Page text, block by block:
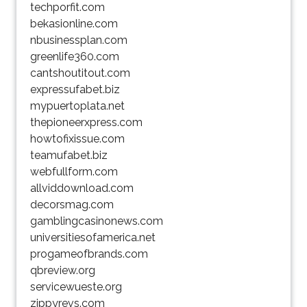
techporfit.com
bekasionline.com
nbusinessplan.com
greenlife360.com
cantshoutitout.com
expressufabet.biz
mypuertoplata.net
thepioneerxpress.com
howtofixissue.com
teamufabet.biz
webfullform.com
allviddownload.com
decorsmag.com
gamblingcasinonews.com
universitiesofamerica.net
progameofbrands.com
qbreview.org
servicewueste.org
zippyrevs.com